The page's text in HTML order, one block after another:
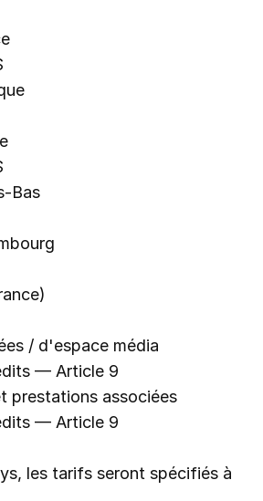
Bas
/ d'espace média
— Article 9
prestations associées
— Article 9
les tarifs seront spécifiés à